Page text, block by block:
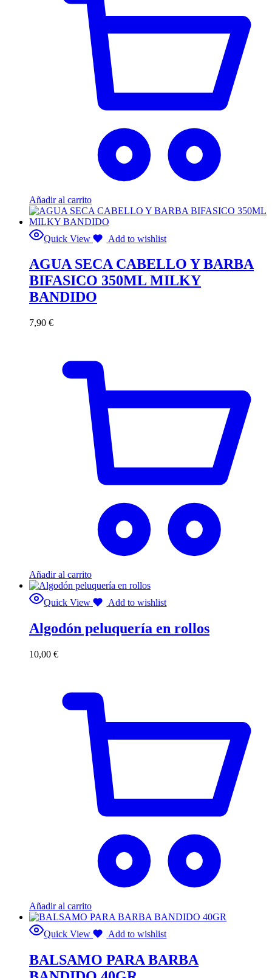
Añadir al carrito
Quick View Add to wishlist
AGUA SECA CABELLO Y BARBA
BIFASICO 350ML MILKY
BANDIDO
7,90 €
Añadir al carrito
Quick View Add to wishlist
Algodón peluquería en rollos
10,00 €
Añadir al carrito
Quick View Add to wishlist
BALSAMO PARA BARBA